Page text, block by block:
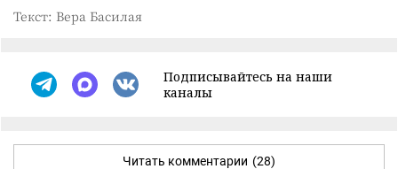
Текст: Вера Басилая
Подписывайтесь на наши
каналы
Читать комментарии (28)